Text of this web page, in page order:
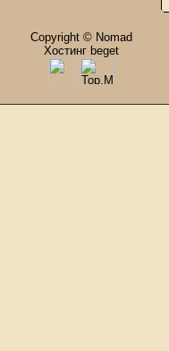
Copyright © Nomad
Хостинг beget